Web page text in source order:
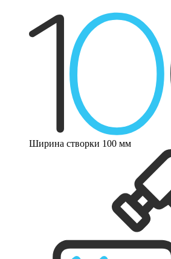
Ширина створки 100 мм